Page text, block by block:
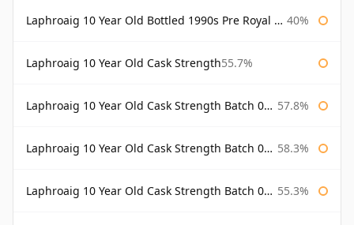
Laphroaig 10 Year Old Bottled 1990s Pre Royal Warrant 40%
Laphroaig 10 Year Old Cask Strength55.7%
Laphroaig 10 Year Old Cask Strength Batch 001 Bottled 2009 57.8%
Laphroaig 10 Year Old Cask Strength Batch 002 Bottled 2010 58.3%
Laphroaig 10 Year Old Cask Strength Batch 003 Bottled 2011 55.3%